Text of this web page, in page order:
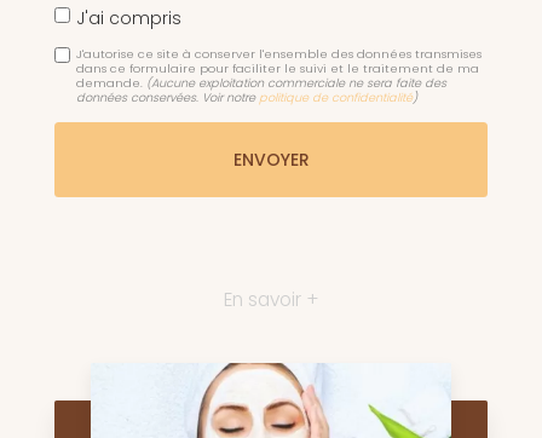
J'ai compris
J'autorise ce site à conserver l'ensemble des données transmises
dans ce formulaire pour faciliter le suivi et le traitement de ma
demande. (Aucune exploitation commerciale ne sera faite des
données conservées. Voir notre politique de confidentialité)
En savoir +